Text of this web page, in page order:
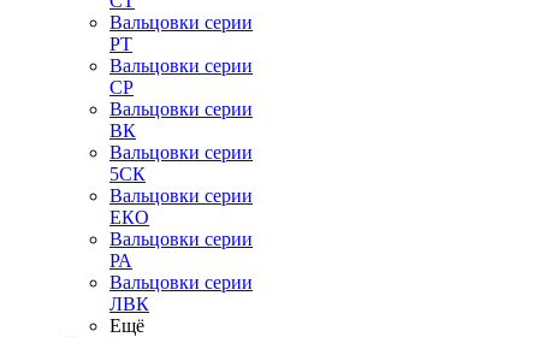
Вальцовки серии
РТ
Вальцовки серии
СР
Вальцовки серии
ВК
Вальцовки серии
5СК
Вальцовки серии
ЕКО
Вальцовки серии
РА
Вальцовки серии
ЛВК
Ещё